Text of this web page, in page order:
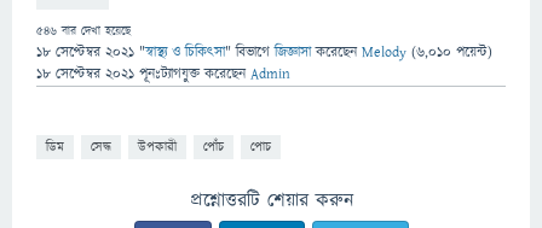
546 বার দেখা হয়েছে
18 সেপ্টেম্বর 2021 "স্বাস্থ্য ও চিকিৎসা" বিভাগে জিজ্ঞাসাকরেছেনMelody (6,010 পয়েন্ট)
18 সেপ্টেম্বর 2021 পূনঃট্যাগযুক্ত করেছেনAdmin
ডিম সেদ্ধ উপকারী পোঁচ পোচ
প্রশ্নোত্তরটি শেয়ার করুন